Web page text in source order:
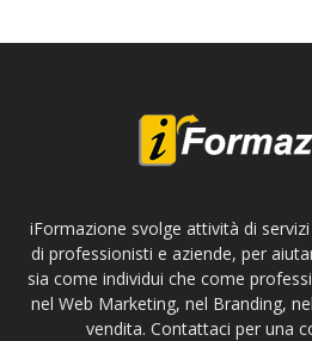
iFormazione svolge attività di
di professionisti e aziende, per
sia come individui che come
nel Web Marketing, nel Branding,
vendita. Contattaci per una